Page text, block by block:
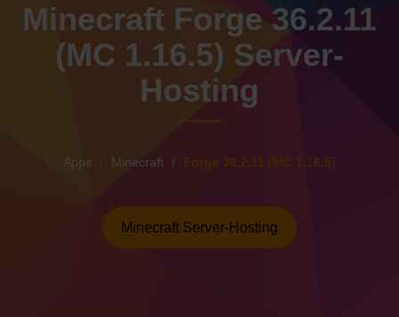
Minecraft Forge 36.2.11
(MC 1.16.5) Server-
Hosting
Apps Minecraft Forge 36.2.11 (MC 1.16.5)
Minecraft Server-Hosting